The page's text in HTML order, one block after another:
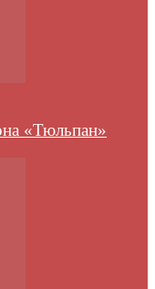
«Тюльпан»